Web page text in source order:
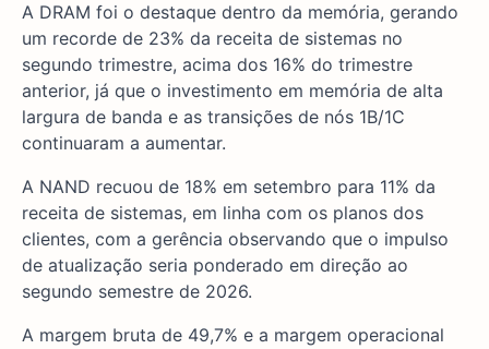
A DRAM foi o destaque dentro da memória, gerando
um recorde de 23% da receita de sistemas no
segundo trimestre, acima dos 16% do trimestre
anterior, já que o investimento em memória de alta
largura de banda e as transições de nós 1B/1C
continuaram a aumentar.
A NAND recuou de 18% em setembro para 11% da
receita de sistemas, em linha com os planos dos
clientes, com a gerência observando que o impulso
de atualização seria ponderado em direção ao
segundo semestre de 2026.
A margem bruta de 49,7% e a margem operacional